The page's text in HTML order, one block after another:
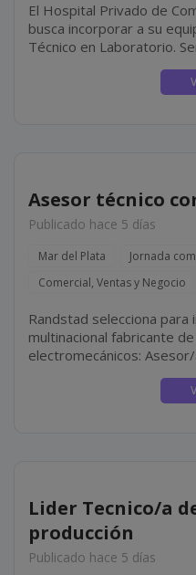
El Hospital Privado de
busca incorporar a su
Técnico en Laboratorio. Serán sus principales
responsabilidades:
estudios de laboratorio,
Asesor técnico
Publicado hace 5 días
Mar del Plata Jornada
Comercial, Ventas y Negocio
Randstad selecciona
multinacional fabricante
electromecánicos:
profesionales con perfil
Lider Tecnico/a
producción
Publicado hace 5 días